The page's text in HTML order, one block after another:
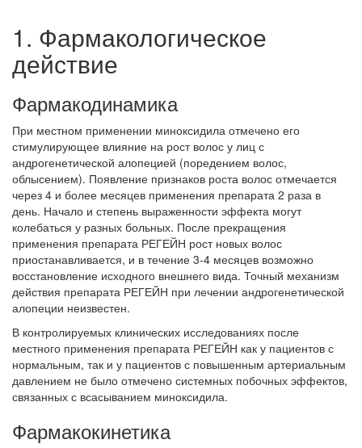
1. Фармакологическое
действие
Фармакодинамика
При местном применении миноксидила отмечено его
стимулирующее влияние на рост волос у лиц с
андрогенетической алопецией (поредением волос,
облысением). Появление признаков роста волос отмечается
через 4 и более месяцев применения препарата 2 раза в
день. Начало и степень выраженности эффекта могут
колебаться у разных больных. После прекращения
применения препарата РЕГЕЙН рост новых волос
приостанавливается, и в течение 3-4 месяцев возможно
восстановление исходного внешнего вида. Точный механизм
действия препарата РЕГЕЙН при лечении андрогенетической
алопеции неизвестен.
В контролируемых клинических исследованиях после
местного применения препарата РЕГЕЙН как у пациентов с
нормальным, так и у пациентов с повышенным артериальным
давлением не было отмечено системных побочных эффектов,
связанных с всасыванием миноксидила.
Фармакокинетика